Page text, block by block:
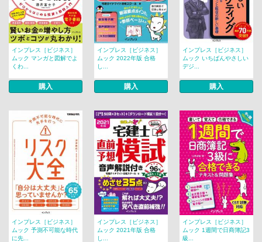
インプレス［ビジネス］
ムック マンガと図解でよ
くわ...
購入
インプレス［ビジネス］
ムック 2022年版 合格
し...
購入
インプレス［ビジネス］
ムック いちばんやさしい
デジ...
購入
インプレス［ビジネス］
ムック 予測不可能な時代
に先...
インプレス［ビジネス］
ムック 2021年版 合格
し...
インプレス［ビジネス］
ムック 1週間で日商簿記3
級...